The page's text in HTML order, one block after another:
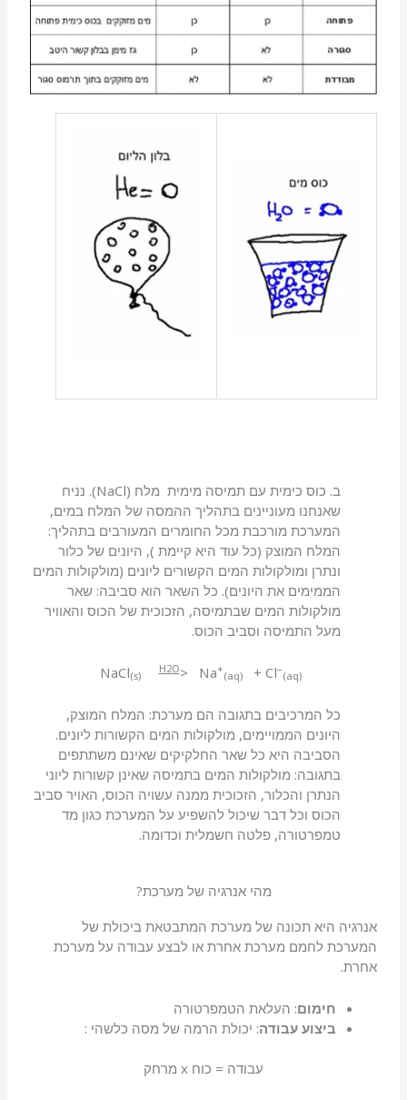
ב. כוס כימית עם תמיסה מימית מלח (NaCl). נניח
שאנחנו מעוניינים בתהליך ההמסה של המלח במים,
המערכת מורכבת מכל החומרים המעורבים בתהליך:
המלח המוצק (כל עוד היא קיימת ), היונים של כלור
ונתרן ומולקולות המים הקשורים ליונים (מולקולות המים
הממימים את היונים). כל השאר הוא סביבה: שאר
מולקולות המים שבתמיסה, הזכוכית של הכוס והאוויר
מעל התמיסה וסביב הכוס.
NaCl(s)
H2O> Na+
(aq) + Cl–
(aq)
כל המרכיבים בתגובה הם מערכת: המלח המוצק,
היונים הממויימים, מולקולות המים הקשורות ליונים.
הסביבה היא כל שאר החלקיקים שאינם משתתפים
בתגובה: מולקולות המים בתמיסה שאינן קשורות ליוני
הנתרן והכלור, הזכוכית ממנה עשויה הכוס, האויר סביב
הכוס וכל דבר שיכול להשפיע על המערכת כגון מד
טמפרטורה, פלטה חשמלית וכדומה.
מהי אנרגיה של מערכת?
אנרגיה היא תכונה של מערכת המתבטאת ביכולת של
המערכת לחמם מערכת אחרת או לבצע עבודה על מערכת
אחרת.
חימום: העלאת הטמפרטורה
ביצוע עבודה: יכולת הרמה של מסה כלשהי :
עבודה = כוח x מרחק